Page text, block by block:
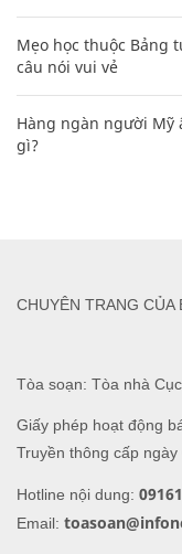
Mẹo học thuộc Bảng
câu nói vui vẻ
Hàng ngàn người Mỹ
gì?
Tòa soạn: Tòa nhà
Giấy phép hoạt động
Truyền thông cấp ngày
Hotline nội dung:
Email:
CHUYÊN TRANG CỦA